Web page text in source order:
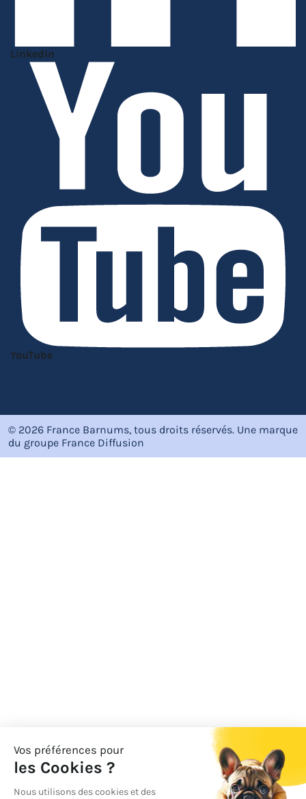
Linkedin
YouTube
© 2026 France Barnums, tous droits réservés. Une marque
du groupe France Diffusion